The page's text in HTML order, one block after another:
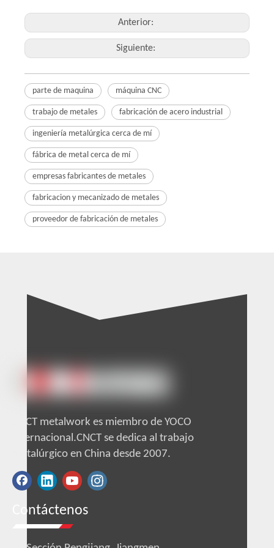
Anterior:
Siguiente:
parte de maquina máquina CNC
trabajo de metales fabricación de acero industrial
ingeniería metalúrgica cerca de mí
fábrica de metal cerca de mí
empresas fabricantes de metales
fabricacion y mecanizado de metales
proveedor de fabricación de metales
CNCT metalwork es miembro de YOCO
internacional.CNCT se dedica al trabajo
metalúrgico en China desde 2007.
Contáctenos